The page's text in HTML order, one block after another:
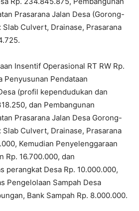
Prasarana Jalan Desa (Gorong-
Culvert, Drainase, Prasarana
.
Insentif Operasional RT RW Rp.
Penyusunan Pendataan
(profil kependudukan dan
, dan Pembangunan
Prasarana Jalan Desa Gorong-
Culvert, Drainase, Prasarana
, Kemudian Penyelenggaraan
Rp. 16.700.000, dan
perangkat Desa Rp. 10.000.000,
Pengelolaan Sampah Desa
Bank Sampah Rp. 8.000.000.